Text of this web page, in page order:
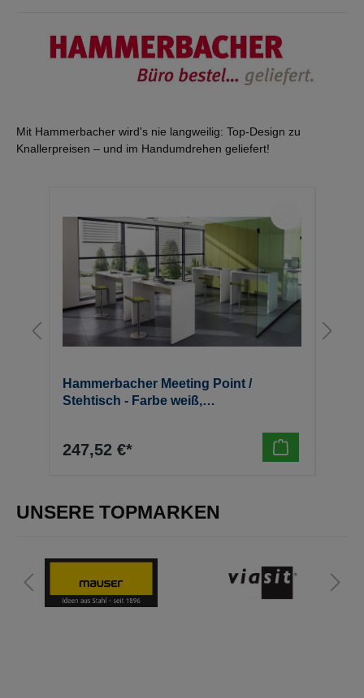
Mit Hammerbacher wird's nie langweilig: Top-Design zu
Knallerpreisen – und im Handumdrehen geliefert!
Hammerbacher Meeting Point /
Stehtisch - Farbe weiß,
247,52 €*
UNSERE TOPMARKEN